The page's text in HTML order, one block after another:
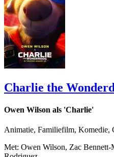
Charlie the
Owen Wilson als 'Charlie'
Animatie, Familiefilm, Komedie,
Met: Owen Wilson, Zac Bennett-